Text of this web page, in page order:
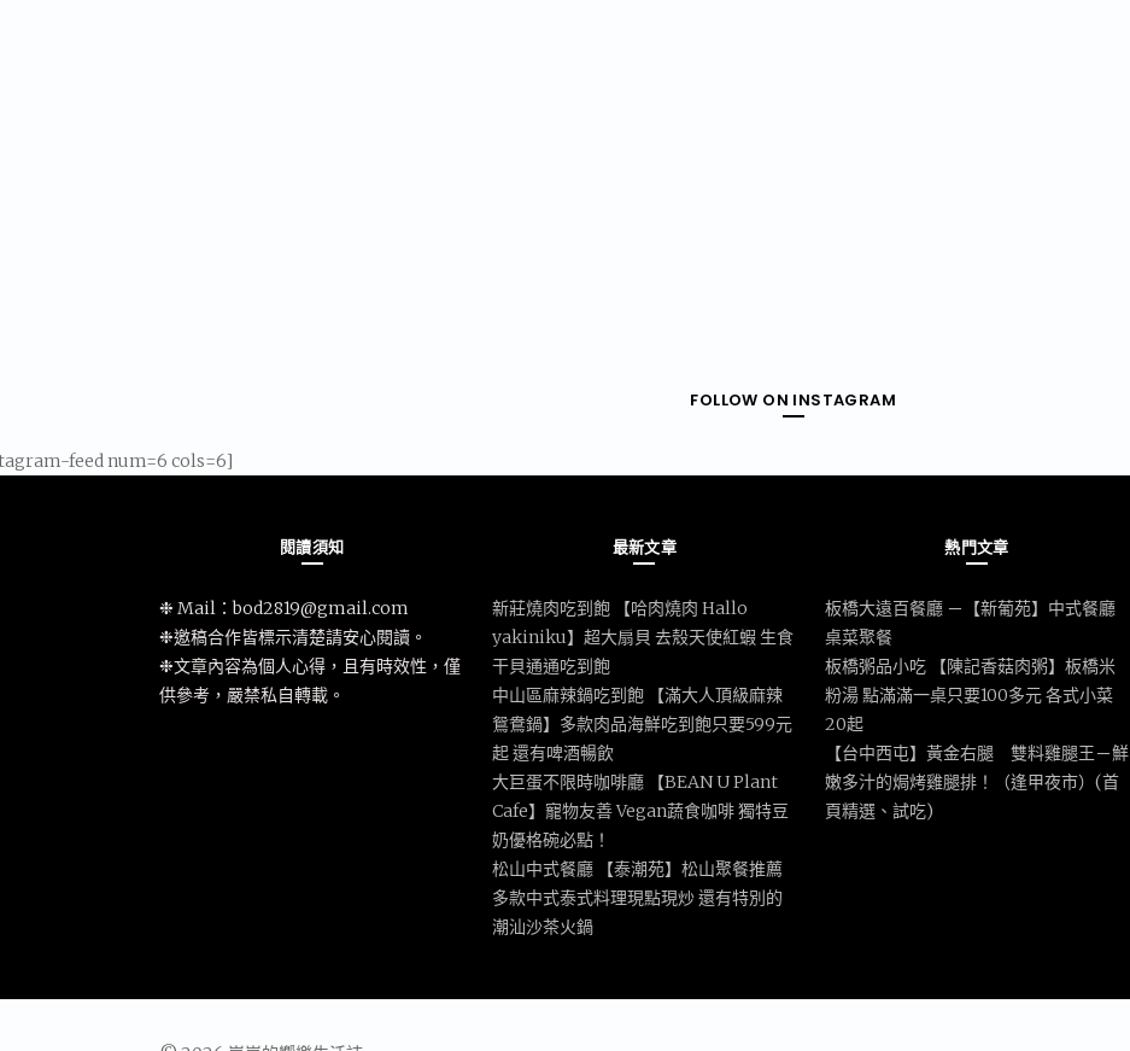
FOLLOW ON INSTAGRAM
feed num=6 cols=6]
閱讀須知
❉ Mail：bod2819@gmail.com
❉邀稿合作皆標示清楚請安心閱讀。
❉文章內容為個人心得，且有時效性，僅
供參考，嚴禁私自轉載。
最新文章
新莊燒肉吃到飽 【哈肉燒肉 Hallo
yakiniku】超大扇貝 去殼天使紅蝦 生食
干貝通通吃到飽
中山區麻辣鍋吃到飽 【滿大人頂級麻辣
鴛鴦鍋】多款肉品海鮮吃到飽只要599元
起 還有啤酒暢飲
大巨蛋不限時咖啡廳 【BEAN U Plant
Cafe】寵物友善 Vegan蔬食咖啡 獨特豆
奶優格碗必點！
松山中式餐廳 【泰潮苑】松山聚餐推薦
多款中式泰式料理現點現炒 還有特別的
潮汕沙茶火鍋
熱門文章
板橋大遠百餐廳 －【新葡苑】中式餐廳
桌菜聚餐
板橋粥品小吃 【陳記香菇肉粥】板橋米
粉湯 點滿滿一桌只要100多元 各式小菜
20起
【台中西屯】黃金右腿 雙料雞腿王－鮮
嫩多汁的焗烤雞腿排！（逢甲夜市）(首
頁精選、試吃)